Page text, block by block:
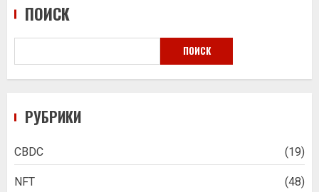
ПОИСК
ПОИСК
РУБРИКИ
CBDC (19)
NFT (48)